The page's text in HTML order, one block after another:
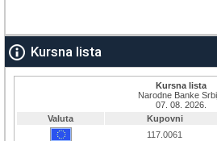
Kursna lista